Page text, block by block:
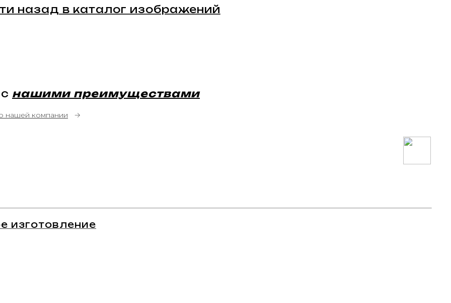
назад в каталог изображений
нашими преимуществами
нашей компании →
изготовление